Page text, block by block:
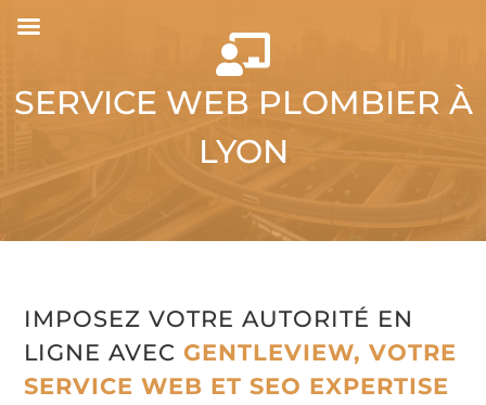

SERVICE WEB PLOMBIER À
LYON
IMPOSEZ VOTRE AUTORITÉ EN
LIGNE AVECGENTLEVIEW, VOTRE
SERVICE WEB ET SEO EXPERTISE